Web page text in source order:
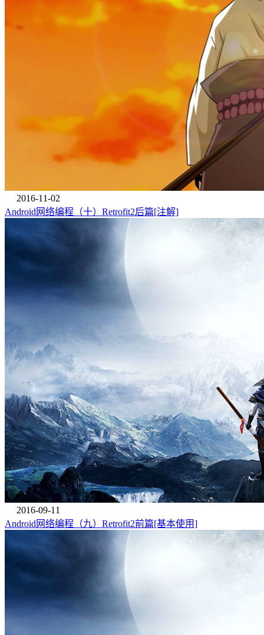
2016-11-02
Android网络编程（十）Retrofit2后篇[注解]
2016-09-11
Android网络编程（九）Retrofit2前篇[基本使用]